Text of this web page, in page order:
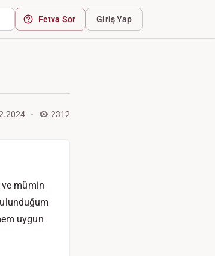
Fetva Sor Giriş Yap
2312
ve mümin
uygun